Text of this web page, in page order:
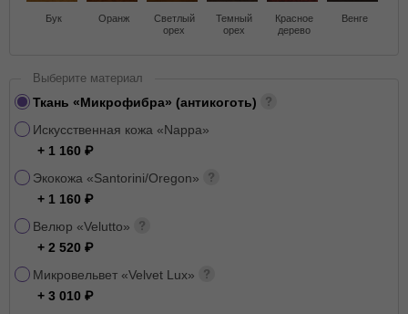
Бук Оранж
Светлый
орех
Темный
орех
Красное
дерево
Венге
Выберите материал
Ткань «Микрофибра» (антикоготь)
Искусственная кожа «Nappa»
+ 1 160
Экокожа «Santorini/Oregon»
+ 1 160
Велюр «Velutto»
+ 2 520
Микровельвет «Velvet Lux»
+ 3 010